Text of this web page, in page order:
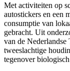
Met activiteiten op
autostickers en een
consumptie van
gebracht. Uit
van de
tweeslachtige
tegenover